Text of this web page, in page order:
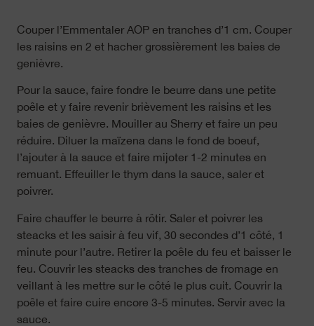
Couper l’Emmentaler AOP en tranches d’1 cm. Couper
les raisins en 2 et hacher grossièrement les baies de
genièvre.
Pour la sauce, faire fondre le beurre dans une petite
poêle et y faire revenir brièvement les raisins et les
baies de genièvre. Mouiller au Sherry et faire un peu
réduire. Diluer la maïzena dans le fond de boeuf,
l’ajouter à la sauce et faire mijoter 1-2 minutes en
remuant. Effeuiller le thym dans la sauce, saler et
poivrer.
Faire chauffer le beurre à rôtir. Saler et poivrer les
steacks et les saisir à feu vif, 30 secondes d’1 côté, 1
minute pour l’autre. Retirer la poêle du feu et baisser le
feu. Couvrir les steacks des tranches de fromage en
veillant à les mettre sur le côté le plus cuit. Couvrir la
poêle et faire cuire encore 3-5 minutes. Servir avec la
sauce.